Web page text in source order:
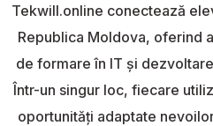
Tekwill.online conectează
Republica Moldova, oferind
de formare în IT și
Într-un singur loc, fiecare
oportunități adaptate